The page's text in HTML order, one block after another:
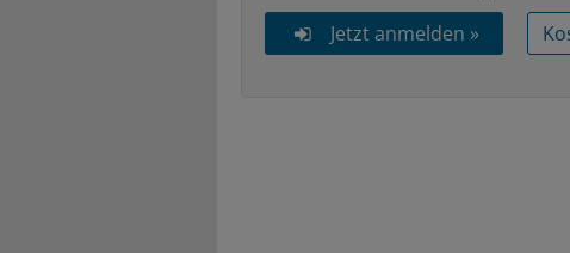
Jetzt anmelden »